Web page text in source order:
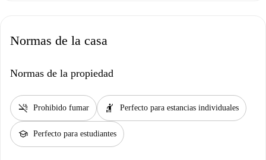
Normas de la casa
Normas de la propiedad
smoke_free Prohibido fumar hail Perfecto para estancias individuales
school Perfecto para estudiantes